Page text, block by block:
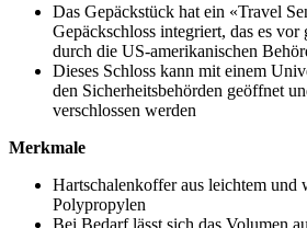
Das Gepäckstück hat ein «Travel
Gepäckschloss integriert, das es
durch die US-amerikanischen
Dieses Schloss kann mit einem
den Sicherheitsbehörden geöffnet
verschlossen werden
Merkmale
Hartschalenkoffer aus leichtem und
Polypropylen
Bei Bedarf lässt sich das Volumen